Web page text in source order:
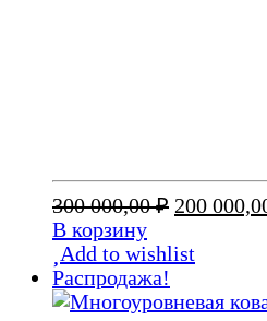
300 000,00₽
составляла
000,00 ₽.
200
В корзину
Add to wishlist
Распродажа!